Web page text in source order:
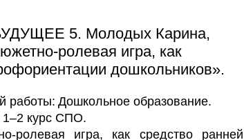
5. Молодых Карина,
ролевая игра, как
дошкольников».
работы: Дошкольное образование.
1–2 курс СПО.
ролевая игра, как средство ранней